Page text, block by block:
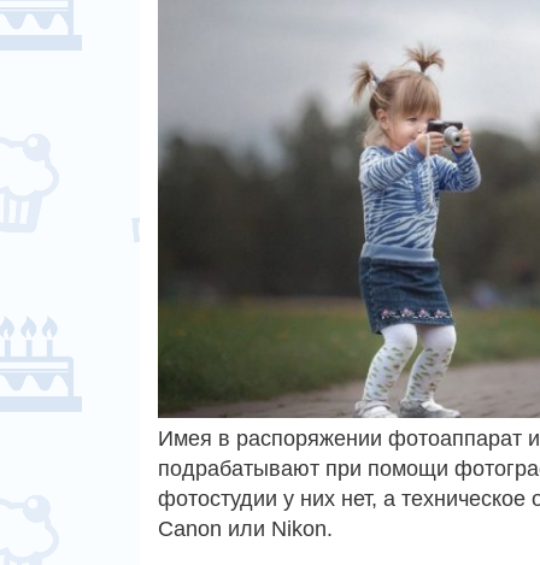
Имея в распоряжении фотоаппарат
подрабатывают при помощи
фотостудии у них нет, а
Canon или Nikon.